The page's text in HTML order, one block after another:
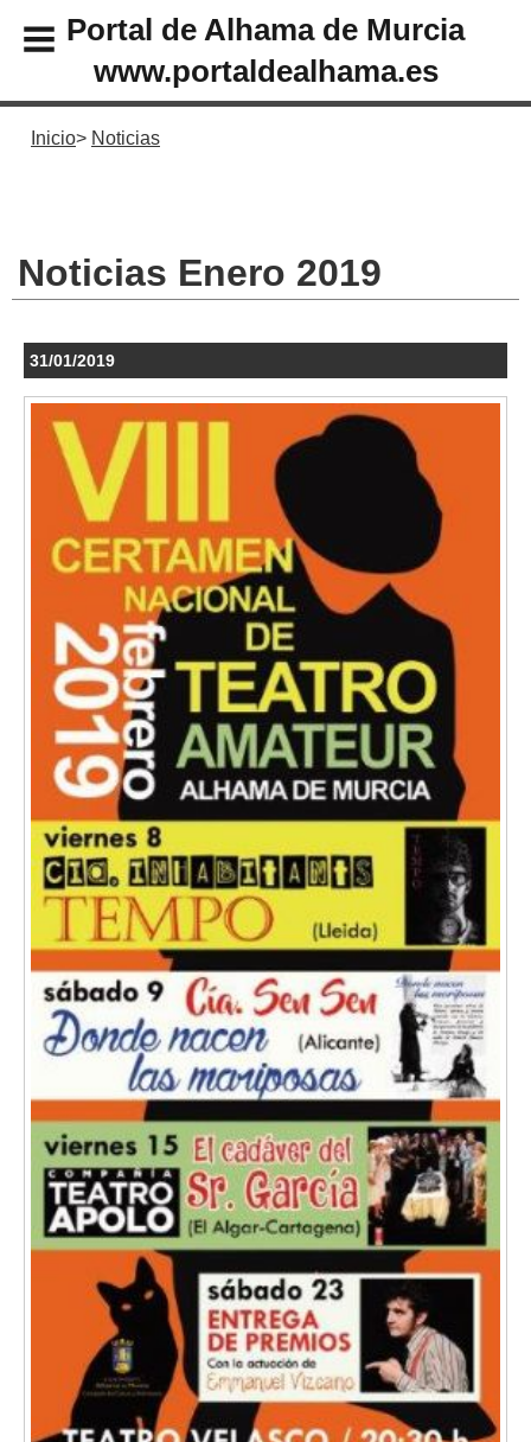
Portal de Alhama de Murcia
www.portaldealhama.es
Inicio Noticias
Noticias Enero 2019
31/01/2019